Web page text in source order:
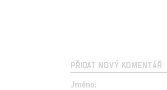
PŘIDAT NOVÝ KOMENTÁŘ
Jméno: